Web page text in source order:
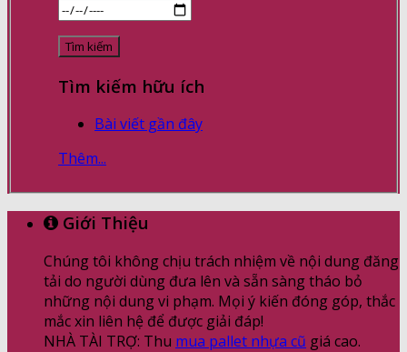
Tìm kiếm hữu ích
Bài viết gần đây
Thêm...
Giới Thiệu
Chúng tôi không chịu trách nhiệm về nội dung đăng
tải do người dùng đưa lên và sẵn sàng tháo bỏ
những nội dung vi phạm. Mọi ý kiến đóng góp, thắc
mắc xin liên hệ để được giải đáp!
NHÀ TÀI TRỢ: Thu mua pallet nhựa cũ giá cao.